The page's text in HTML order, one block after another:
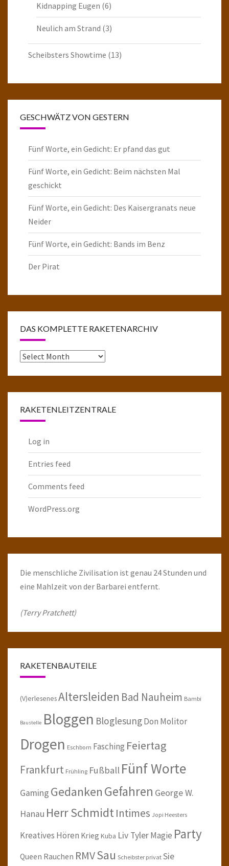
Kidnapping Eugen (6)
Neulich am Strand (3)
Scheibsters Showtime (13)
GESCHWÄTZ VON GESTERN
Fünf Worte, ein Gedicht: Er pfand das gut
Fünf Worte, ein Gedicht: Beim nächsten Mal
geschickt
Fünf Worte, ein Gedicht: Des Kaisergranats neue
Neider
Fünf Worte, ein Gedicht: Bands im Benz
Der Pirat
DAS KOMPLETTE RAKETENARCHIV
Das
RAKETENLEITZENTRALE
Log in
Entries feed
Comments feed
WordPress.org
Die menschliche Zivilisation ist genau 24 Stunden und
eine Mahlzeit von der Barbarei entfernt.
(Terry Pratchett)
RAKETENBAUTEILE
(V)erlesenesAltersleiden Bad Nauheim Bambi
Baustelle Bloggen BloglesungDon Molitor
Drogen Eschborn Fasching Feiertag
Frankfurt Frühling Fußball Fünf Worte
Gaming GedankenGefahren George W.
Hanau Herr SchmidtIntimes Jopi Heesters
Kreatives Hören Krieg Kuba Liv TylerMagie Party
Queen Rauchen RMVSau Scheibster privat Sie